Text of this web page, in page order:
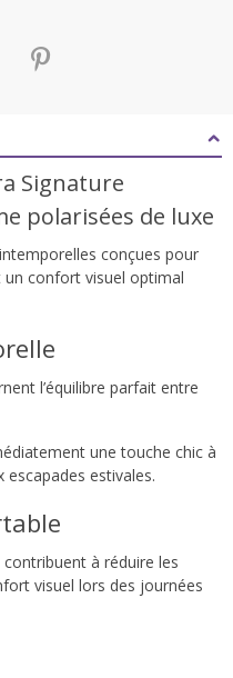
Signature
polarisées de luxe
conçues pour
confort visuel optimal
l’équilibre parfait entre
une touche chic à
estivales.
à réduire les
visuel lors des journées